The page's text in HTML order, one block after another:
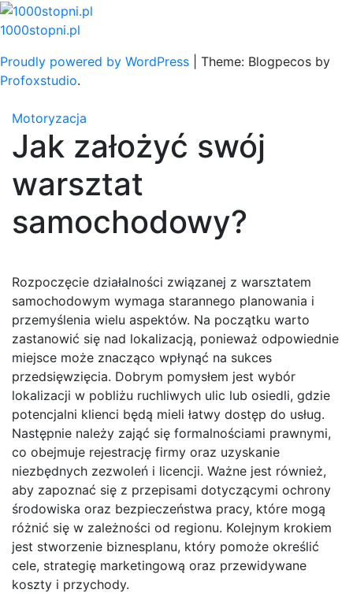
Skip
to
1000stopni.pl
Proudly powered by WordPress
Theme: Blogpecos by
Profoxstudio.
Motoryzacja
Jak założyć swój
warsztat
samochodowy?
Rozpoczęcie działalności związanej z warsztatem
samochodowym wymaga starannego planowania i
przemyślenia wielu aspektów. Na początku warto
zastanowić się nad lokalizacją, ponieważ odpowiednie
miejsce może znacząco wpłynąć na sukces
przedsięwzięcia. Dobrym pomysłem jest wybór
lokalizacji w pobliżu ruchliwych ulic lub osiedli, gdzie
potencjalni klienci będą mieli łatwy dostęp do usług.
Następnie należy zająć się formalnościami prawnymi,
co obejmuje rejestrację firmy oraz uzyskanie
niezbędnych zezwoleń i licencji. Ważne jest również,
aby zapoznać się z przepisami dotyczącymi ochrony
środowiska oraz bezpieczeństwa pracy, które mogą
różnić się w zależności od regionu. Kolejnym krokiem
jest stworzenie biznesplanu, który pomoże określić
cele, strategię marketingową oraz przewidywane
koszty i przychody.